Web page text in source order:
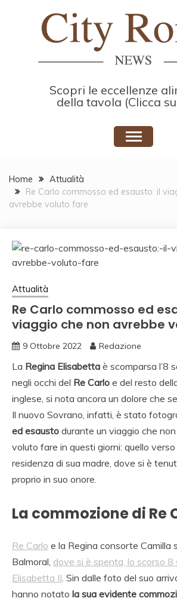
Scopri le eccellenze
della tavola (Clicca
Home
Attualità
Re Carlo commosso ed esausto: il
avrebbe voluto fare
Attualità
Re Carlo commosso ed
viaggio che non avrebbe
9 Ottobre 2022 Redazione
La Regina Elisabetta è scomparsa l’8
negli occhi del Re Carlo e del resto
inglese, si nota ancora un dolore che
Il nuovo Sovrano, infatti, è stato
ed esausto durante un viaggio che
voluto fare in questi giorni: quello
residenza di sua madre, dove si è
proprio in suo onore.
La commozione di Re
Re Carlo e la Regina consorte Camilla
Balmoral, dove si è spenta, lo scorso 8
Elisabetta II. Sin dalle foto del suo
hanno notato la sua evidente